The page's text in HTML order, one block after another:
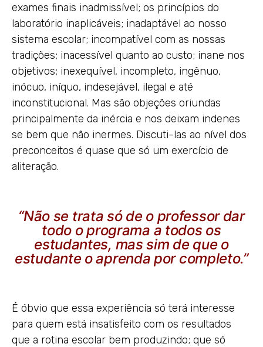
exames finais inadmissível; os princípios do
laboratório inaplicáveis; inadaptável ao nosso
sistema escolar; incompatível com as nossas
tradições; inacessível quanto ao custo; inane nos
objetivos; inexequível, incompleto, ingênuo,
inócuo, iníquo, indesejável, ilegal e até
inconstitucional. Mas são objeções oriundas
principalmente da inércia e nos deixam indenes
se bem que não inermes. Discuti-las ao nível dos
preconceitos é quase que só um exercício de
aliteração.
“Não se trata só de o professor dar
todo o programa a todos os
estudantes, mas sim de que o
estudante o aprenda por completo.”
É óbvio que essa experiência só terá interesse
para quem está insatisfeito com os resultados
que a rotina escolar bem produzindo; que só